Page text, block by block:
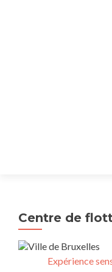
Centre de
Expérience